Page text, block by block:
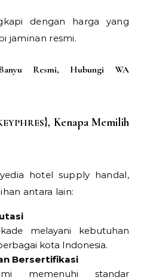
dengan harga yang
jaminan resmi.
Resmi, Hubungi WA
}, Kenapa Memilih
hotel supply handal,
antara lain:
melayani kebutuhan
kota Indonesia.
Bersertifikasi
memenuhi standar